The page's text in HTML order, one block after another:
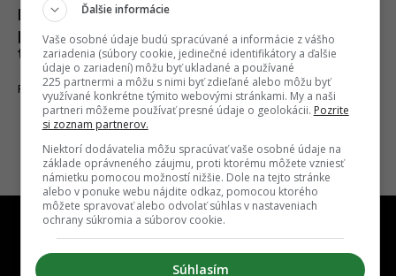
Príjemné veci, ktoré patria k teplému
počasiu, a teraz ich závidíme ľuďom z
teplých krajín
FAKTY A ZAUJÍMAVOSTI 05.01.2019
Ďalšie informácie
Vaše osobné údaje budú spracúvané a informácie z vášho
zariadenia (súbory cookie, jedinečné identifikátory a ďalšie
údaje o zariadení) môžu byť ukladané a používané
225 partnermi a môžu s nimi byť zdieľané alebo môžu byť
využívané konkrétne týmito webovými stránkami. My a naši
partneri môžeme používať presné údaje o geolokácii. Pozrite
si zoznam partnerov.
Niektorí dodávatelia môžu spracúvať vaše osobné údaje na
základe oprávneného záujmu, proti ktorému môžete vzniesť
námietku pomocou možností nižšie. Dole na tejto stránke
alebo v ponuke webu nájdite odkaz, pomocou ktorého
môžete spravovať alebo odvolať súhlas v nastaveniach
ochrany súkromia a súborov cookie.
Súhlasím